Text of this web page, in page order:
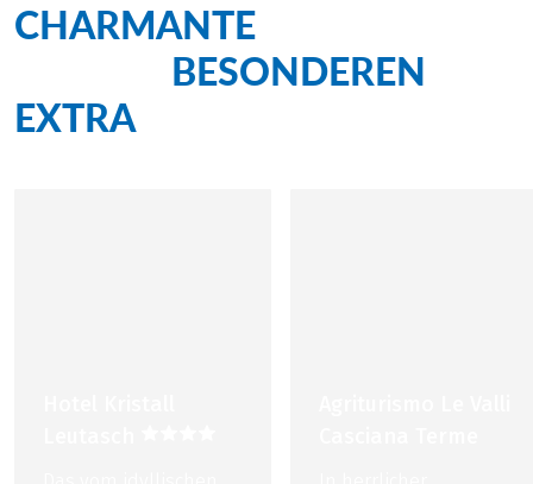
CHARMANTE
BESONDEREN
EXTRA